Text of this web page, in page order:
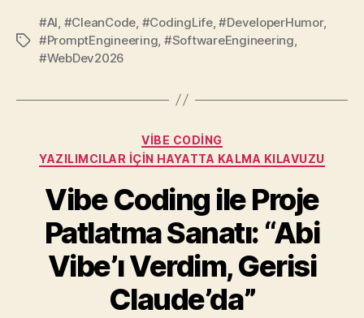
Etiketler
#AI #CleanCode #CodingLife,#DeveloperHumor,
#PromptEngineering #SoftwareEngineering
#WebDev2026
Kategoriler
VIBE CODING
YAZILIMCILAR İÇIN HAYATTA KALMA KILAVUZU
Vibe Coding ile Proje
Patlatma Sanatı: “Abi
Vibe’ı Verdim, Gerisi
Claude’da”